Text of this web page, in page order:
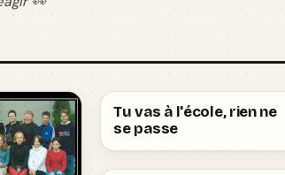
Tu vas à l'école, rien ne
se passe